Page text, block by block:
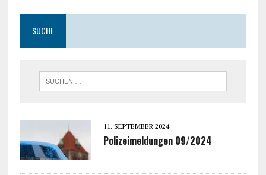
SUCHE
11. SEPTEMBER 2024
Polizeimeldungen 09/2024